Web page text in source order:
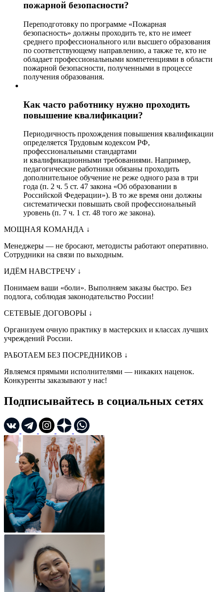
пожарной безопасности?
Переподготовку по программе «Пожарная
безопасность» должны проходить те, кто не имеет
среднего профессионального или высшего образования
по соответствующему направлению, а также те, кто не
обладает профессиональными компетенциями в области
пожарной безопасности, полученными в процессе
получения образования.
Как часто работнику нужно проходить
повышение квалификации?
Периодичность прохождения повышения квалификации
определяется Трудовым кодексом РФ,
профессиональными стандартами
и квалификационными требованиями. Например,
педагогические работники обязаны проходить
дополнительное обучение не реже одного раза в три
года (п. 2 ч. 5 ст. 47 закона «Об образовании в
Российской Федерации»). В то же время они должны
систематически повышать свой профессиональный
уровень (п. 7 ч. 1 ст. 48 того же закона).
МОЩНАЯ КОМАНДА ↓
Менеджеры — не бросают, методисты работают оперативно.
Сотрудники на связи по выходным.
ИДЁМ НАВСТРЕЧУ ↓
Понимаем ваши «боли». Выполняем заказы быстро. Без
подлога, соблюдая законодательство России!
СЕТЕВЫЕ ДОГОВОРЫ ↓
Организуем очную практику в мастерских и классах лучших
учреждений России.
РАБОТАЕМ БЕЗ ПОСРЕДНИКОВ ↓
Являемся прямыми исполнителями — никаких наценок.
Конкуренты заказывают у нас!
Подписывайтесь в социальных сетях